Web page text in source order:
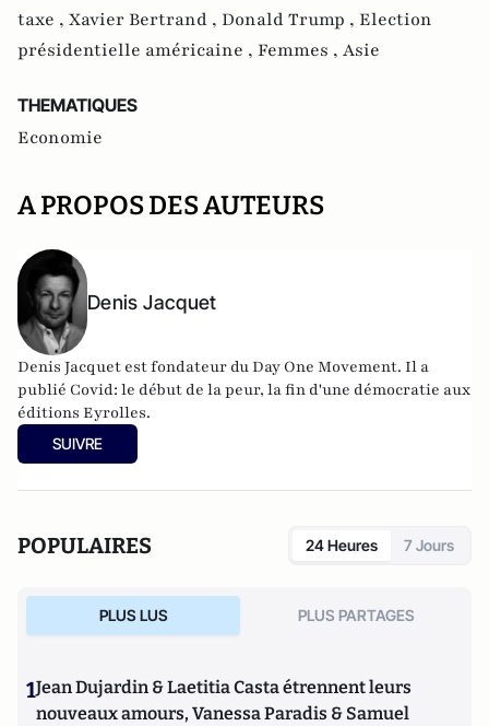
taxe , Xavier Bertrand , Donald Trump , Election
présidentielle américaine , Femmes , Asie
THEMATIQUES
Economie
A PROPOS DES AUTEURS
Denis Jacquet
Denis Jacquet est fondateur du Day One Movement. Il a
publié Covid: le début de la peur, la fin d'une démocratie aux
éditions Eyrolles.
SUIVRE
POPULAIRES 24 Heures 7 Jours
PLUS LUS PLUS PARTAGES
1Jean Dujardin & Laetitia Casta étrennent leurs
nouveaux amours, Vanessa Paradis & Samuel